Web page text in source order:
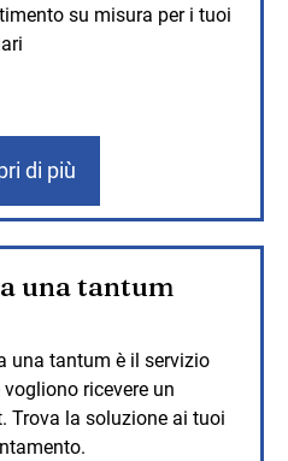
su misura per i tuoi
di più
una tantum
una tantum è il servizio
ricevere un
Trova la soluzione ai tuoi